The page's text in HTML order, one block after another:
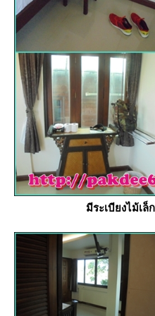
มีระเบียงไม้